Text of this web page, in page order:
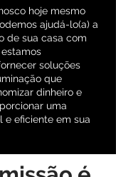
hoje mesmo
ajudá-lo(a) a
de sua casa com
soluções
que
dinheiro e
uma
e eficiente em sua